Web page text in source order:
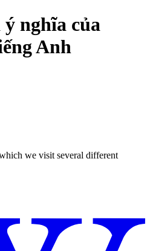
nghĩa của
Anh
we visit several different